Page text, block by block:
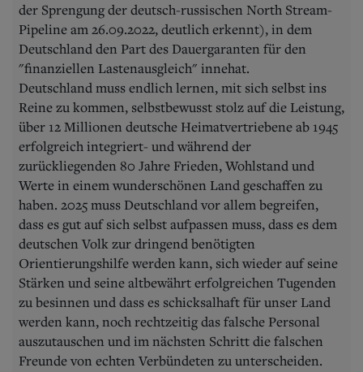
der Sprengung der deutsch-russischen North Stream-
Pipeline am 26.09.2022, deutlich erkennt), in dem
Deutschland den Part des Dauergaranten für den
"finanziellen Lastenausgleich" innehat.
Deutschland muss endlich lernen, mit sich selbst ins
Reine zu kommen, selbstbewusst stolz auf die Leistung,
über 12 Millionen deutsche Heimatvertriebene ab 1945
erfolgreich integriert- und während der
zurückliegenden 80 Jahre Frieden, Wohlstand und
Werte in einem wunderschönen Land geschaffen zu
haben. 2025 muss Deutschland vor allem begreifen,
dass es gut auf sich selbst aufpassen muss, dass es dem
deutschen Volk zur dringend benötigten
Orientierungshilfe werden kann, sich wieder auf seine
Stärken und seine altbewährt erfolgreichen Tugenden
zu besinnen und dass es schicksalhaft für unser Land
werden kann, noch rechtzeitig das falsche Personal
auszutauschen und im nächsten Schritt die falschen
Freunde von echten Verbündeten zu unterscheiden.